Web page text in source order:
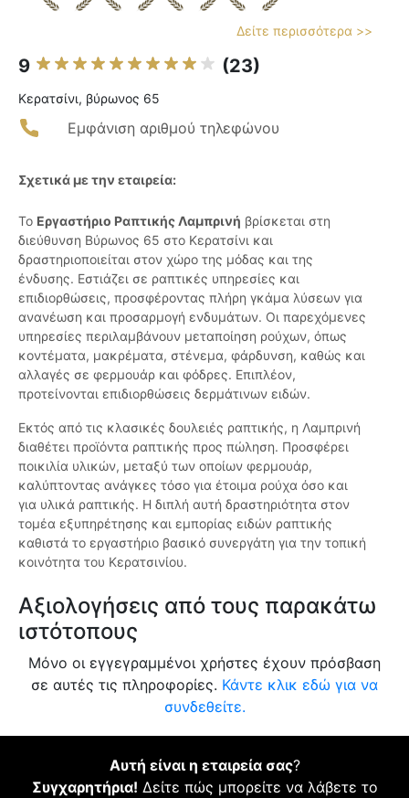
Δείτε περισσότερα >>
9 (23)
Κερατσίνι, βύρωνος 65
Εμφάνιση αριθμού τηλεφώνου
Σχετικά με την εταιρεία:
Το Εργαστήριο Ραπτικής Λαμπρινή βρίσκεται στη
διεύθυνση Βύρωνος 65 στο Κερατσίνι και
δραστηριοποιείται στον χώρο της μόδας και της
ένδυσης. Εστιάζει σε ραπτικές υπηρεσίες και
επιδιορθώσεις, προσφέροντας πλήρη γκάμα λύσεων για
ανανέωση και προσαρμογή ενδυμάτων. Οι παρεχόμενες
υπηρεσίες περιλαμβάνουν μεταποίηση ρούχων, όπως
κοντέματα, μακρέματα, στένεμα, φάρδυνση, καθώς και
αλλαγές σε φερμουάρ και φόδρες. Επιπλέον,
προτείνονται επιδιορθώσεις δερμάτινων ειδών.
Εκτός από τις κλασικές δουλειές ραπτικής, η Λαμπρινή
διαθέτει προϊόντα ραπτικής προς πώληση. Προσφέρει
ποικιλία υλικών, μεταξύ των οποίων φερμουάρ,
καλύπτοντας ανάγκες τόσο για έτοιμα ρούχα όσο και
για υλικά ραπτικής. Η διπλή αυτή δραστηριότητα στον
τομέα εξυπηρέτησης και εμπορίας ειδών ραπτικής
καθιστά το εργαστήριο βασικό συνεργάτη για την τοπική
κοινότητα του Κερατσινίου.
Αξιολογήσεις από τους παρακάτω
ιστότοπους
Μόνο οι εγγεγραμμένοι χρήστες έχουν πρόσβαση
σε αυτές τις πληροφορίες. Κάντε κλικ εδώ για να
συνδεθείτε.
Αυτή είναι η εταιρεία σας?
Συγχαρητήρια! Δείτε πώς μπορείτε να λάβετε το